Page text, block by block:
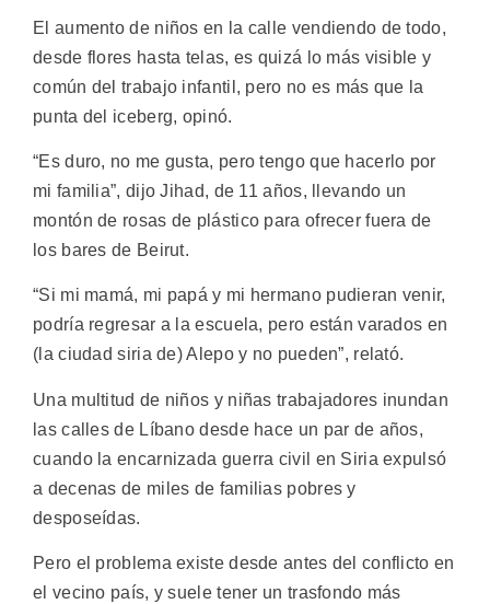
El aumento de niños en la calle vendiendo de todo,
desde flores hasta telas, es quizá lo más visible y
común del trabajo infantil, pero no es más que la
punta del iceberg, opinó.
“Es duro, no me gusta, pero tengo que hacerlo por
mi familia”, dijo Jihad, de 11 años, llevando un
montón de rosas de plástico para ofrecer fuera de
los bares de Beirut.
“Si mi mamá, mi papá y mi hermano pudieran venir,
podría regresar a la escuela, pero están varados en
(la ciudad siria de) Alepo y no pueden”, relató.
Una multitud de niños y niñas trabajadores inundan
las calles de Líbano desde hace un par de años,
cuando la encarnizada guerra civil en Siria expulsó
a decenas de miles de familias pobres y
desposeídas.
Pero el problema existe desde antes del conflicto en
el vecino país, y suele tener un trasfondo más